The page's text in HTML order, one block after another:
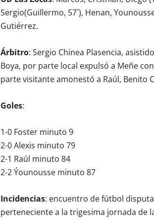
Sergio(Guillermo, 57´), Henan,
Gutiérrez.
Árbitro: Sergio Chinea Plasencia,
Boya, por parte local expulsó a Meñe
parte visitante amonestó a Raúl, Benito
Goles:
1-0 Foster minuto 9
2-0 Alexis minuto 79
2-1 Raúl minuto 84
2-2 Ýounousse minuto 87
Incidencias: encuentro de fútbol
perteneciente a la trigesima jornada de